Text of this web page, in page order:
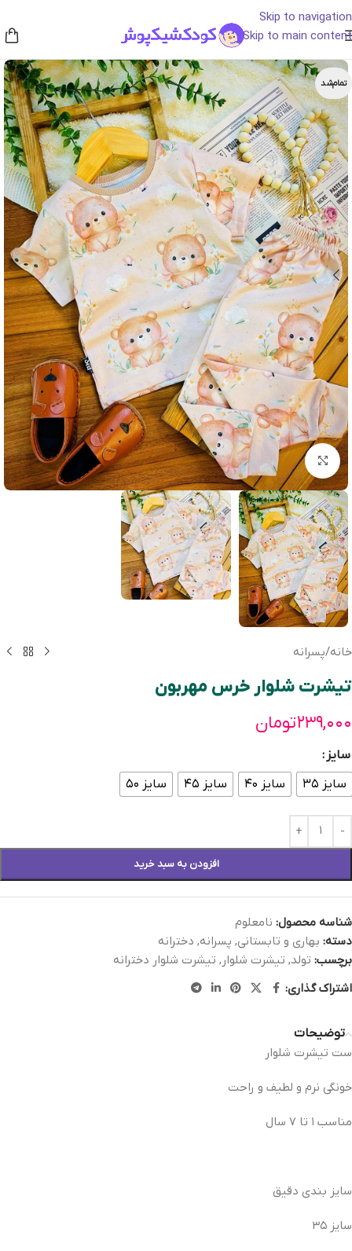
Skip to navigation
Skip to main content
تمام‌شد
بزرگنمایی تصویر
خانه/پسرانه
تیشرت شلوار خرس مهربون
۲۳۹,۰۰۰تومان
سایز
سایز ۳۵
سایز ۴۰ سایز ۴۵ سایز ۵۰
افزودن به سبد خرید
شناسه محصول: نامعلوم
دسته: بهاری و تابستانی, پسرانه, دخترانه
برچسب: تولد, تیشرت شلوار , تیشرت شلوار دخترانه
اشتراک گذاری:
توضیحات
ست تیشرت شلوار
خونگی نرم و لطیف و راحت
مناسب ۱ تا ۷ سال
سایز بندی دقیق
سایز ۳۵